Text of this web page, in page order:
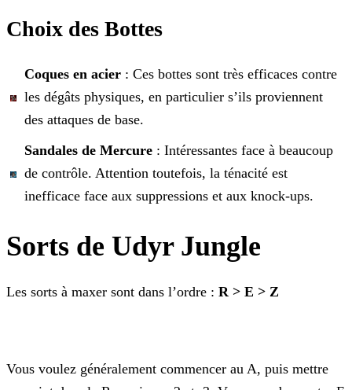
Choix des Bottes
Coques en acier : Ces bottes sont très efficaces contre
les dégâts physiques, en particulier s’ils proviennent
des attaques de base.
Sandales de Mercure : Intéressantes face à beaucoup
de contrôle. Attention toutefois, la ténacité est
inefficace face aux suppressions et aux knock-ups.
Sorts de Udyr Jungle
Les sorts à maxer sont dans l’ordre : R > E > Z
Vous voulez généralement commencer au A, puis mettre